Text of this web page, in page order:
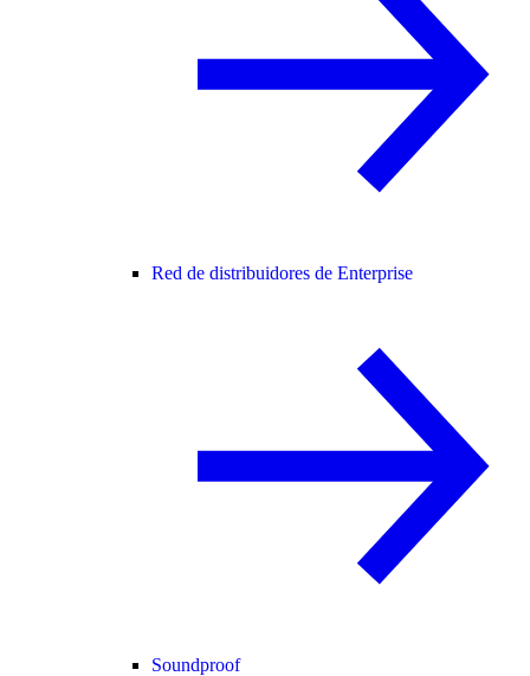
Red de distribuidores de Enterprise
Soundproof